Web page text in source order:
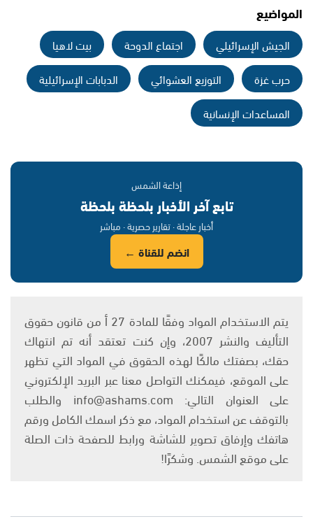
المواضيع
الجيش الإسرائيلي اجتماع الدوحة
بيت لاهيا
حرب غزة
التوزيع العشوائي
الدبابات الإسرائيلية
المساعدات الإنسانية
إذاعة الشمس
تابع آخر الأخبار بلحظة بلحظة
أخبار عاجلة · تقارير حصرية · مباشر
انضم للقناة ←
يتم الاستخدام المواد وفقًا للمادة 27 أ من قانون حقوق
التأليف والنشر 2007، وإن كنت تعتقد أنه تم انتهاك
حقك، بصفتك مالكًا لهذه الحقوق في المواد التي تظهر
على الموقع، فيمكنك التواصل معنا عبر البريد الإلكتروني
على العنوان التالي: info@ashams.com والطلب
بالتوقف عن استخدام المواد، مع ذكر اسمك الكامل ورقم
هاتفك وإرفاق تصوير للشاشة ورابط للصفحة ذات الصلة
على موقع الشمس. وشكرًا!